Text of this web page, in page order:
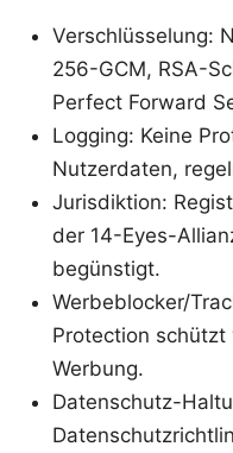
Verschlüsselung:
256-GCM, RSA-
Perfect Forward
Logging: Keine
Nutzerdaten,
Jurisdiktion:
der 14-Eyes-
begünstigt.
Werbeblocker/
Protection schützt
Werbung.
Datenschutz-